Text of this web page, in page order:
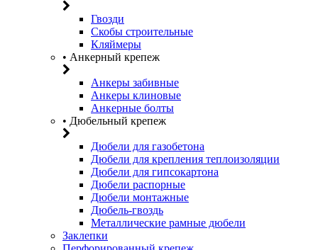
Гвозди
Скобы строительные
Кляймеры
• Анкерный крепеж
Анкеры забивные
Анкеры клиновые
Анкерные болты
• Дюбельный крепеж
Дюбели для газобетона
Дюбели для крепления теплоизоляции
Дюбели для гипсокартона
Дюбели распорные
Дюбели монтажные
Дюбель-гвоздь
Металлические рамные дюбели
Заклепки